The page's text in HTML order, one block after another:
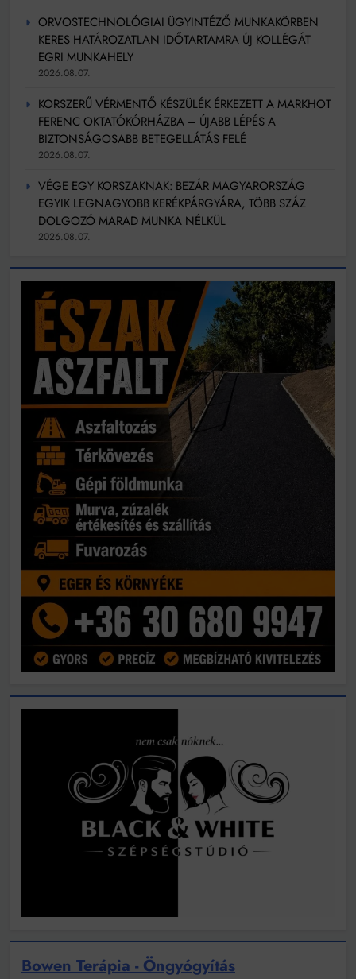
ORVOSTECHNOLÓGIAI ÜGYINTÉZŐ MUNKAKÖRBEN
KERES HATÁROZATLAN IDŐTARTAMRA ÚJ KOLLÉGÁT
EGRI MUNKAHELY
2026.08.07.
KORSZERŰ VÉRMENTŐ KÉSZÜLÉK ÉRKEZETT A MARKHOT
FERENC OKTATÓKÓRHÁZBA – ÚJABB LÉPÉS A
BIZTONSÁGOSABB BETEGELLÁTÁS FELÉ
2026.08.07.
VÉGE EGY KORSZAKNAK: BEZÁR MAGYARORSZÁG
EGYIK LEGNAGYOBB KERÉKPÁRGYÁRA, TÖBB SZÁZ
DOLGOZÓ MARAD MUNKA NÉLKÜL
2026.08.07.
Bowen Terápia - Öngyógyítás